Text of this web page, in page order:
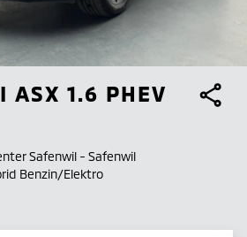
ASX 1.6 PHEV
Safenwil - Safenwil
Benzin/Elektro